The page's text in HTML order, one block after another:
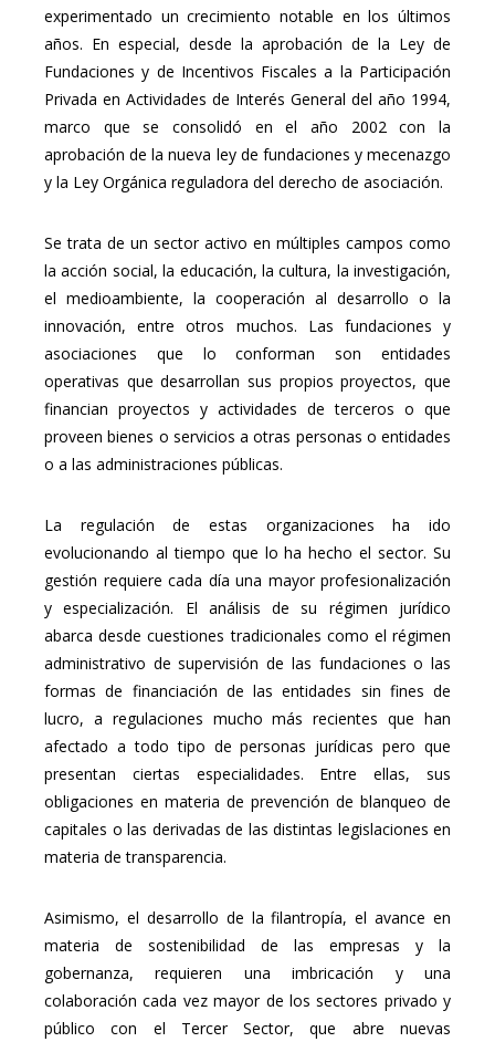
experimentado un crecimiento notable en los últimos
años. En especial, desde la aprobación de la Ley de
Fundaciones y de Incentivos Fiscales a la Participación
Privada en Actividades de Interés General del año 1994,
marco que se consolidó en el año 2002 con la
aprobación de la nueva ley de fundaciones y mecenazgo
y la Ley Orgánica reguladora del derecho de asociación.
Se trata de un sector activo en múltiples campos como
la acción social, la educación, la cultura, la investigación,
el medioambiente, la cooperación al desarrollo o la
innovación, entre otros muchos. Las fundaciones y
asociaciones que lo conforman son entidades
operativas que desarrollan sus propios proyectos, que
financian proyectos y actividades de terceros o que
proveen bienes o servicios a otras personas o entidades
o a las administraciones públicas.
La regulación de estas organizaciones ha ido
evolucionando al tiempo que lo ha hecho el sector. Su
gestión requiere cada día una mayor profesionalización
y especialización. El análisis de su régimen jurídico
abarca desde cuestiones tradicionales como el régimen
administrativo de supervisión de las fundaciones o las
formas de financiación de las entidades sin fines de
lucro, a regulaciones mucho más recientes que han
afectado a todo tipo de personas jurídicas pero que
presentan ciertas especialidades. Entre ellas, sus
obligaciones en materia de prevención de blanqueo de
capitales o las derivadas de las distintas legislaciones en
materia de transparencia.
Asimismo, el desarrollo de la filantropía, el avance en
materia de sostenibilidad de las empresas y la
gobernanza, requieren una imbricación y una
colaboración cada vez mayor de los sectores privado y
público con el Tercer Sector, que abre nuevas